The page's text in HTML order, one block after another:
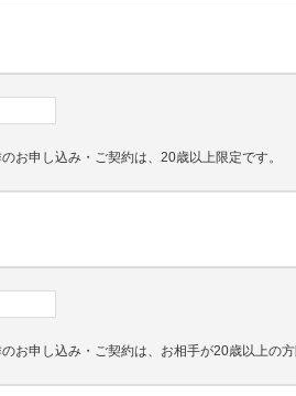
お申し込み・ご契約は、20歳以上限定です。
お申し込み・ご契約は、お相手が20歳以上の